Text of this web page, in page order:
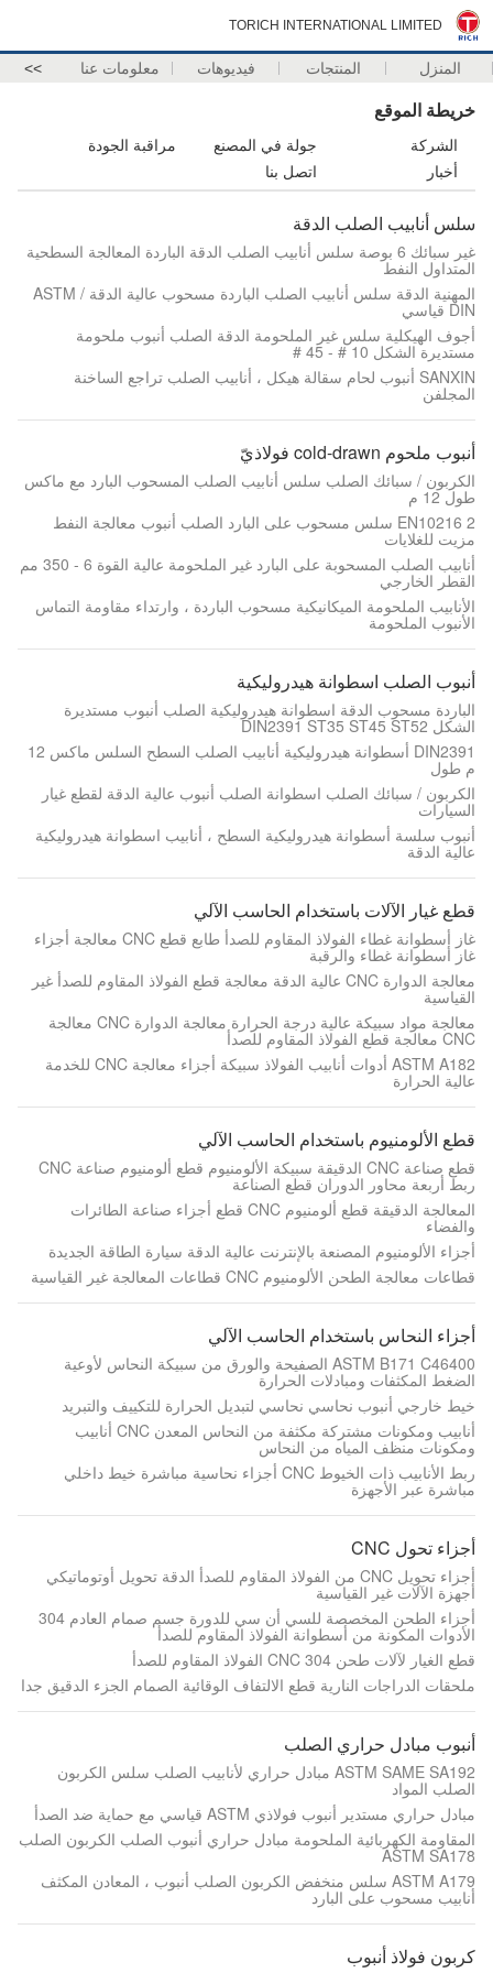
TORICH INTERNATIONAL LIMITED
المنزل المنتجات فيديوهات معلومات عنا >>
خريطة الموقع
الشركة جولة في المصنع
مراقبة الجودة
أخبار
اتصل بنا
سلس أنابيب الصلب الدقة
غير سبائك 6 بوصة سلس أنابيب الصلب الدقة الباردة المعالجة السطحية
المتداول النفط
المهنية الدقة سلس أنابيب الصلب الباردة مسحوب عالية الدقة ASTM /
DIN قياسي
أجوف الهيكلية سلس غير الملحومة الدقة الصلب أنبوب ملحومة
مستديرة الشكل 10 # - 45 #
SANXIN أنبوب لحام سقالة هيكل ، أنابيب الصلب تراجع الساخنة
المجلفن
أنبوب ملحوم cold-drawn فولاذيّ
الكربون / سبائك الصلب سلس أنابيب الصلب المسحوب البارد مع ماكس
طول 12 م
EN10216 2 سلس مسحوب على البارد الصلب أنبوب معالجة النفط
مزيت للغلايات
أنابيب الصلب المسحوبة على البارد غير الملحومة عالية القوة 6 - 350 مم
القطر الخارجي
الأنابيب الملحومة الميكانيكية مسحوب الباردة ، وارتداء مقاومة التماس
الأنبوب الملحومة
أنبوب الصلب اسطوانة هيدروليكية
الباردة مسحوب الدقة اسطوانة هيدروليكية الصلب أنبوب مستديرة
الشكل DIN2391 ST35 ST45 ST52
DIN2391 أسطوانة هيدروليكية أنابيب الصلب السطح السلس ماكس 12
م طول
الكربون / سبائك الصلب اسطوانة الصلب أنبوب عالية الدقة لقطع غيار
السيارات
أنبوب سلسة أسطوانة هيدروليكية السطح ، أنابيب اسطوانة هيدروليكية
عالية الدقة
قطع غيار الآلات باستخدام الحاسب الآلي
غاز أسطوانة غطاء الفولاذ المقاوم للصدأ طابع قطع CNC معالجة أجزاء
غاز أسطوانة غطاء والرقبة
معالجة الدوارة CNC عالية الدقة معالجة قطع الفولاذ المقاوم للصدأ غير
القياسية
معالجة مواد سبيكة عالية درجة الحرارة معالجة الدوارة CNC معالجة
CNC معالجة قطع الفولاذ المقاوم للصدأ
ASTM A182 أدوات أنابيب الفولاذ سبيكة أجزاء معالجة CNC للخدمة
عالية الحرارة
قطع الألومنيوم باستخدام الحاسب الآلي
قطع صناعة CNC الدقيقة سبيكة الألومنيوم قطع ألومنيوم صناعة CNC
ربط أربعة محاور الدوران قطع الصناعة
المعالجة الدقيقة قطع ألومنيوم CNC قطع أجزاء صناعة الطائرات
والفضاء
أجزاء الألومنيوم المصنعة بالإنترنت عالية الدقة سيارة الطاقة الجديدة
قطاعات معالجة الطحن الألومنيوم CNC قطاعات المعالجة غير القياسية
أجزاء النحاس باستخدام الحاسب الآلي
ASTM B171 C46400 الصفيحة والورق من سبيكة النحاس لأوعية
الضغط المكثفات ومبادلات الحرارة
خيط خارجي أنبوب نحاسي نحاسي لتبديل الحرارة للتكييف والتبريد
أنابيب ومكونات مشتركة مكثفة من النحاس المعدن CNC أنابيب
ومكونات منظف المياه من النحاس
ربط الأنابيب ذات الخيوط CNC أجزاء نحاسية مباشرة خيط داخلي
مباشرة عبر الأجهزة
أجزاء تحول CNC
أجزاء تحويل CNC من الفولاذ المقاوم للصدأ الدقة تحويل أوتوماتيكي
أجهزة الآلات غير القياسية
أجزاء الطحن المخصصة للسي أن سي للدورة جسم صمام العادم 304
الأدوات المكونة من أسطوانة الفولاذ المقاوم للصدأ
قطع الغيار لآلات طحن CNC 304 الفولاذ المقاوم للصدأ
ملحقات الدراجات النارية قطع الالتفاف الوقائية الصمام الجزء الدقيق جدا
أنبوب مبادل حراري الصلب
ASTM SAME SA192 مبادل حراري لأنابيب الصلب سلس الكربون
الصلب المواد
مبادل حراري مستدير أنبوب فولاذي ASTM قياسي مع حماية ضد الصدأ
المقاومة الكهربائية الملحومة مبادل حراري أنبوب الصلب الكربون الصلب
ASTM SA178
ASTM A179 سلس منخفض الكربون الصلب أنبوب ، المعادن المكثف
أنابيب مسحوب على البارد
كربون فولاذ أنبوب